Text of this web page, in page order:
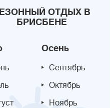
ОТДЫХ В
БРИСБЕНЕ
Осень
Сентябрь
Октябрь
Ноябрь